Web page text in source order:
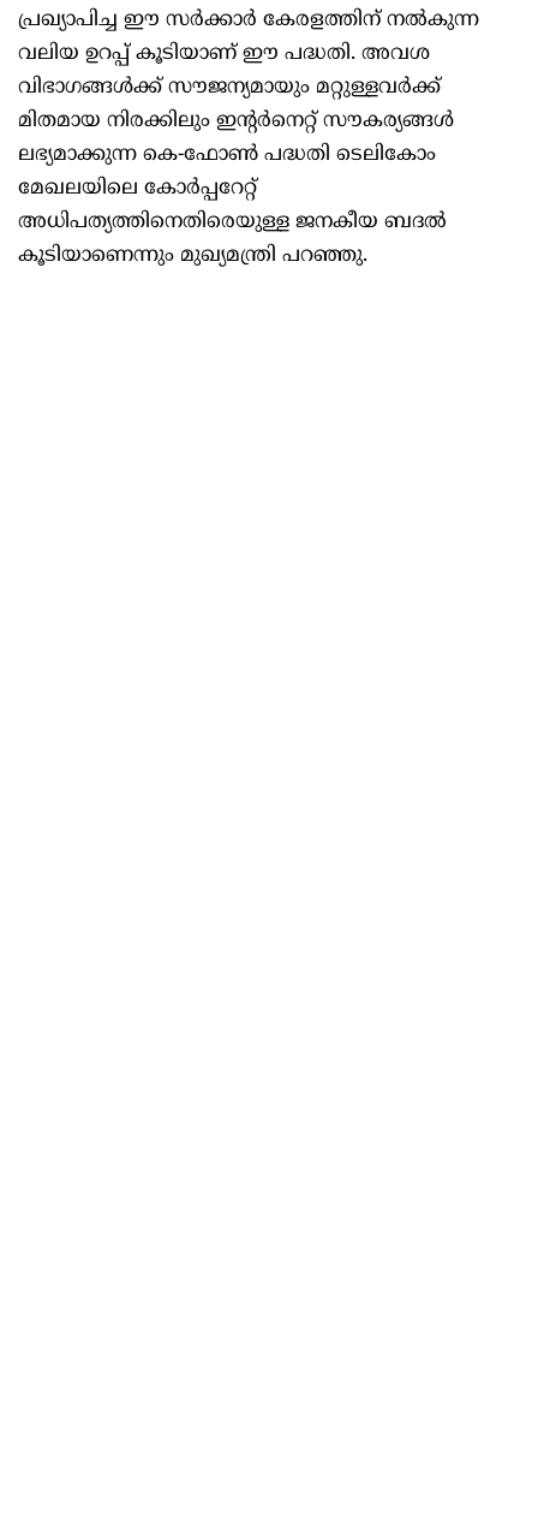
പ്രഖ്യാപിച്ച ഈ സർക്കാർ കേരളത്തിന് നൽകുന്ന
വലിയ ഉറപ്പ് കൂടിയാണ് ഈ പദ്ധതി. അവശ
വിഭാഗങ്ങൾക്ക് സൗജന്യമായും മറ്റുള്ളവർക്ക്
മിതമായ നിരക്കിലും ഇന്റർനെറ്റ് സൗകര്യങ്ങൾ
ലഭ്യമാക്കുന്ന കെ-ഫോൺ പദ്ധതി ടെലികോം
മേഖലയിലെ കോർപ്പറേറ്റ്
അധിപത്യത്തിനെതിരെയുള്ള ജനകീയ ബദൽ
കൂടിയാണെന്നും മുഖ്യമന്ത്രി പറഞ്ഞു.